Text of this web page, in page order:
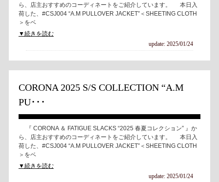
ら、店主おすすめのコーディネートをご紹介しています。 本日入
荷した、#CSJ004 “A.M PULLOVER JACKET”＜SHEETING CLOTH
＞をベ
▼続きを読む
update: 2025/01/24
CORONA 2025 S/S COLLECTION “A.M
PU･･･
『 CORONA ＆ FATIGUE SLACKS “2025 春夏コレクション” 』か
ら、店主おすすめのコーディネートをご紹介しています。 本日入
荷した、#CSJ004 “A.M PULLOVER JACKET”＜SHEETING CLOTH
＞をベ
▼続きを読む
update: 2025/01/24